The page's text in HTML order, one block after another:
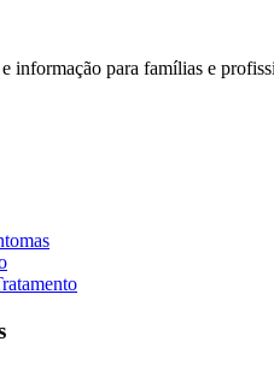
informação para famílias e